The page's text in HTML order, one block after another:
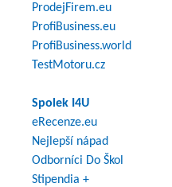
ProdejFirem.eu
ProfiBusiness.eu
ProfiBusiness.world
TestMotoru.cz
Spolek I4U
eRecenze.eu
Nejlepší nápad
Odborníci Do Škol
Stipendia +